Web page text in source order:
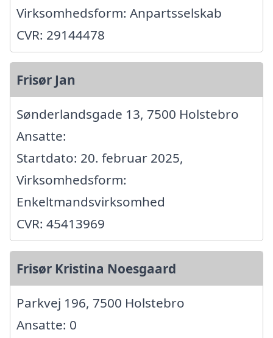
Virksomhedsform: Anpartsselskab
CVR: 29144478
Frisør Jan
Sønderlandsgade 13, 7500 Holstebro
Ansatte:
Startdato: 20. februar 2025,
Virksomhedsform:
Enkeltmandsvirksomhed
CVR: 45413969
Frisør Kristina Noesgaard
Parkvej 196, 7500 Holstebro
Ansatte: 0